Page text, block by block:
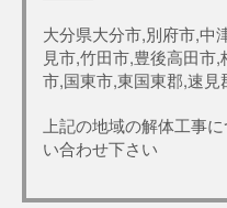
大分県大分市,別府市,中
見市,竹田市,豊後高田市
市,国東市,東国東郡,速見
上記の地域の解体工事
い合わせ下さい